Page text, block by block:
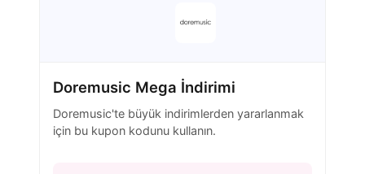
Doremusic Mega İndirimi
Doremusic'te büyük indirimlerden yararlanmak
için bu kupon kodunu kullanın.